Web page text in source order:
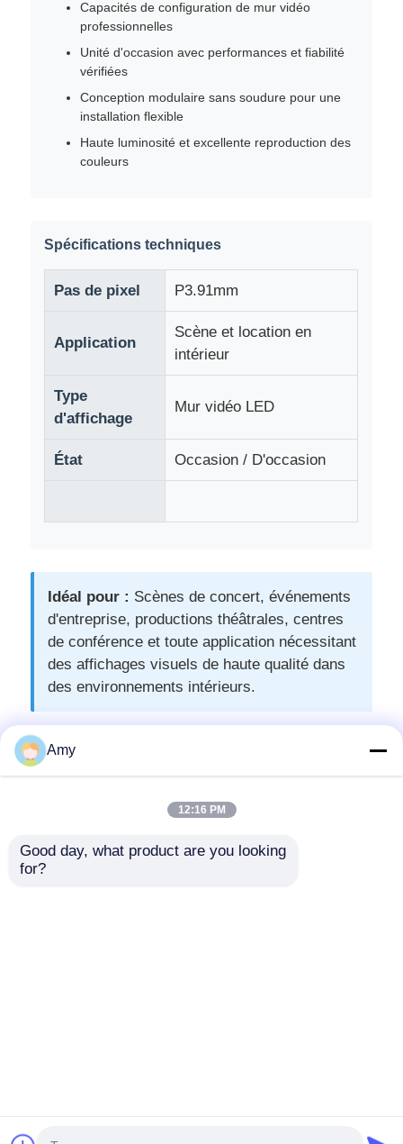
Contrôle qualité
Contactez-nous
Cas
botte en aluminium de broche
Plateforme de scène en aluminium
Traces à couches
Barricades de la foule
Support d'affichage LED
Capacités de configuration de mur vidéo
professionnelles
Unité d'occasion avec performances et fiabilité
vérifiées
Conception modulaire sans soudure pour une
installation flexible
Haute luminosité et excellente reproduction des
couleurs
Spécifications techniques
Pas de pixel P3.91mm
Application
Scène et location en
intérieur
Type
d'affichage
Mur vidéo LED
État Occasion / D'occasion
Idéal pour : Scènes de concert, événements
d'entreprise, productions théâtrales, centres
de conférence et toute application nécessitant
des affichages visuels de haute qualité dans
des environnements intérieurs.
Étiquettes:
équipement d'éclairage de scène utilisé
équipement de scène d'occasion
Amy
12:16 PM
Good day, what product are you looking
for?